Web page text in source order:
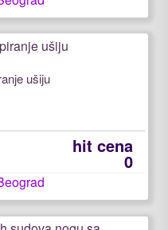
ušiju
hit cena
0